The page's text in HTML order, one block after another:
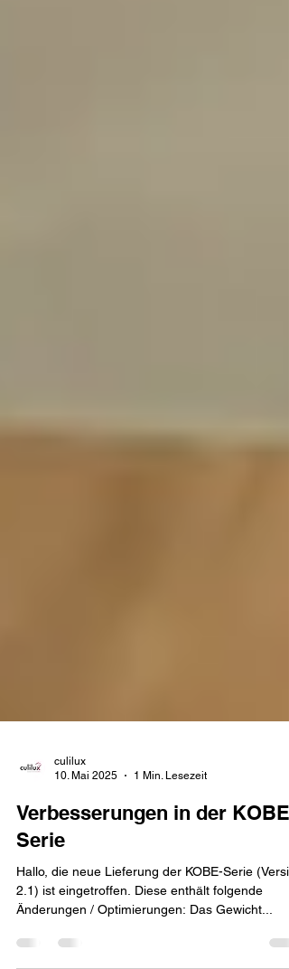
10. Mai 2025
1 Min. Lesezeit
Verbesserungen in der KOBE-
Serie
Hallo, die neue Lieferung der KOBE-Serie (Version
Änderungen / Optimierungen: Das Gewicht...